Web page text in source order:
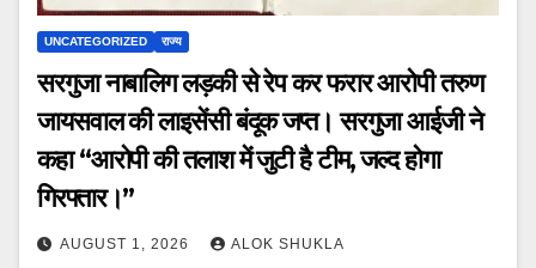
UNCATEGORIZED राज्य
सरगुजा नाबालिग लड़की से रेप कर फरार आरोपी तरुण
जायसवाल की लाइसेंसी बंदूक जप्त। सरगुजा आईजी ने
कहा “आरोपी की तलाश में जुटी है टीम, जल्द होगा
गिरफ्तार।”
AUGUST 1, 2026 ALOK SHUKLA